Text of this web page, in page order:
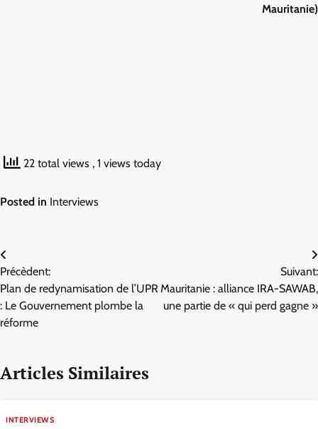
Mauritanie)
22 total views , 1 views today
Posted in Interviews
Navigation
de
l’article
Précèdent:
Plan de redynamisation de l’UPR
: Le Gouvernement plombe la
réforme
Suivant:
Mauritanie : alliance IRA-SAWAB,
une partie de « qui perd gagne »
Articles Similaires
INTERVIEWS